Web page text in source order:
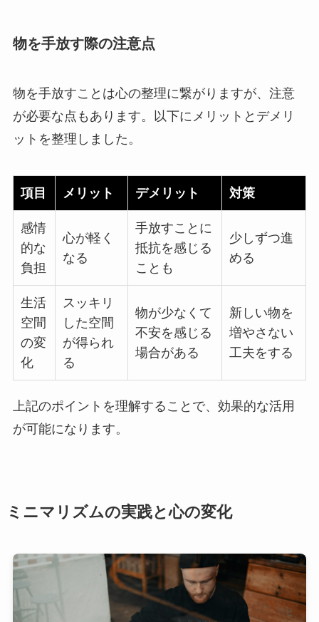
物を手放す際の注意点
物を手放すことは心の整理に繋がりますが、注意
が必要な点もあります。以下にメリットとデメリ
ットを整理しました。
項目 メリット デメリット 対策
感情
的な
負担
心が軽く
なる
手放すことに
抵抗を感じる
ことも
少しずつ進
める
生活
空間
の変
化
スッキリ
した空間
が得られ
る
物が少なくて
不安を感じる
場合がある
新しい物を
増やさない
工夫をする
上記のポイントを理解することで、効果的な活用
が可能になります。
ミニマリズムの実践と心の変化